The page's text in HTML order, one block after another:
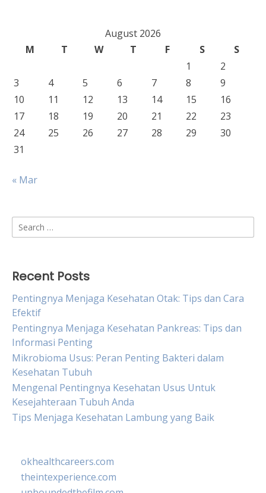
August 2026
M
T W T F S
S
1
2
3
4 5 6 7 8
9
10
11 12 13 14 15
16
17
18 19 20 21 22
23
24
25 26 27 28 29
30
31
« Mar
Search
for:
Recent Posts
Pentingnya Menjaga Kesehatan Otak: Tips dan Cara
Efektif
Pentingnya Menjaga Kesehatan Pankreas: Tips dan
Informasi Penting
Mikrobioma Usus: Peran Penting Bakteri dalam
Kesehatan Tubuh
Mengenal Pentingnya Kesehatan Usus Untuk
Kesejahteraan Tubuh Anda
Tips Menjaga Kesehatan Lambung yang Baik
okhealthcareers.com
theintexperience.com